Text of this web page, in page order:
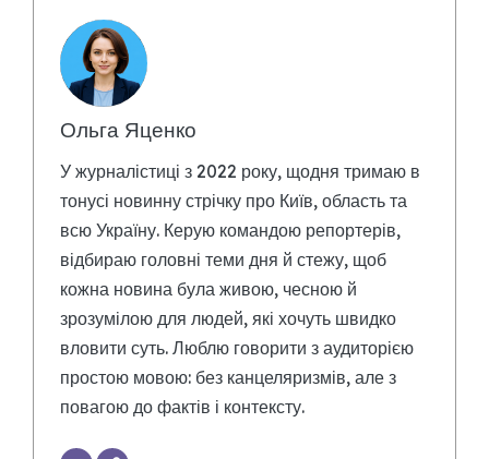
Ольга Яценко
У журналістиці з 2022 року, щодня тримаю в
тонусі новинну стрічку про Київ, область та
всю Україну. Керую командою репортерів,
відбираю головні теми дня й стежу, щоб
кожна новина була живою, чесною й
зрозумілою для людей, які хочуть швидко
вловити суть. Люблю говорити з аудиторією
простою мовою: без канцеляризмів, але з
повагою до фактів і контексту.